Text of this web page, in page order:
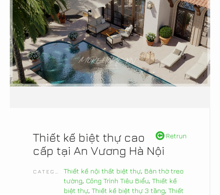
Retrun
Thiết kế biệt thự cao
cấp tại An Vương Hà Nội
Thiết kế nội thất biệt thự, Bàn thờ treo
tường, Công Trình Tiêu Biểu, Thiết kế
biệt thự, Thiết kế biệt thự 3 tầng, Thiết